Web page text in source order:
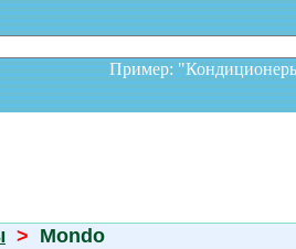
Пример:
> Mondo